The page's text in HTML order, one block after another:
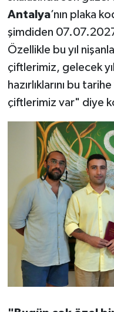
Antalya’nın plaka
şimdiden
Özellikle bu yıl
çiftlerimiz, gelecek
hazırlıklarını bu
çiftlerimiz var" diye